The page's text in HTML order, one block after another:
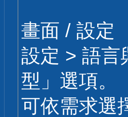
畫面 / 設定
設定 > 語言
型」選項。
可依需求選